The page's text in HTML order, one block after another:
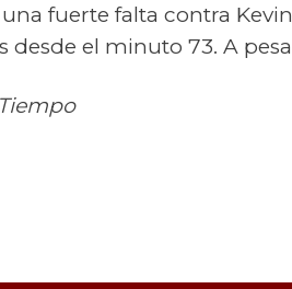
fuerte falta contra
desde el minuto 73. A